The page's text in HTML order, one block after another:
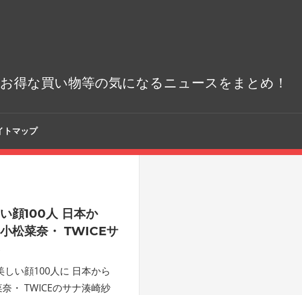
得な買い物等の気になるニュースをまとめ！
トマップ
顔100人 日本か
松菜奈・ TWICEサ
しい顔100人に 日本から
・ TWICEのサナ湊崎紗